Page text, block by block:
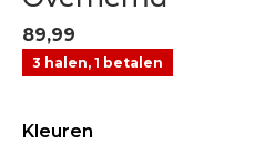
89,99
3 halen, 1 betalen
Kleuren